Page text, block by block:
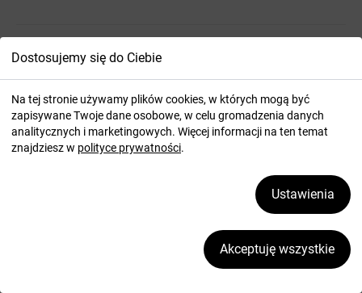
Dostosujemy się do Ciebie
Na tej stronie używamy plików cookies, w których mogą być
zapisywane Twoje dane osobowe, w celu gromadzenia danych
analitycznych i marketingowych. Więcej informacji na ten temat
znajdziesz w polityce prywatności.
Ustawienia
Akceptuję wszystkie